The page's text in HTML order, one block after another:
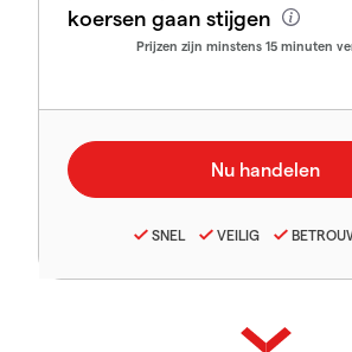
koersen gaan stijgen
Prijzen zijn minstens 15 minuten
SNEL VEILIG